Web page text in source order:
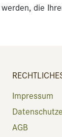
die
Impressum
AGB